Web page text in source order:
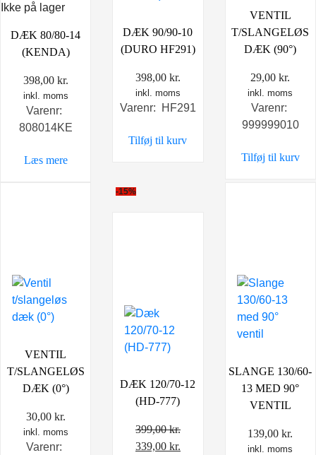
Ikke på lager
DÆK 80/80-14
(KENDA)
398,00 kr.
inkl. moms
Varenr:
808014KE
Læs mere
DÆK 90/90-10
(DURO HF291)
398,00 kr.
inkl. moms
Varenr: HF291
Tilføj til kurv
VENTIL
T/SLANGELØS
DÆK (90°)
29,00kr.
inkl. moms
Varenr:
999999010
Tilføj til kurv
VENTIL
T/SLANGELØS
DÆK (0°)
30,00 kr.
inkl. moms
Varenr:
-15%
DÆK 120/70-12
(HD-777)
399,00kr.
Den
339,00 kr.
SLANGE 130/60-
13 MED 90°
VENTIL
139,00kr.
inkl. moms